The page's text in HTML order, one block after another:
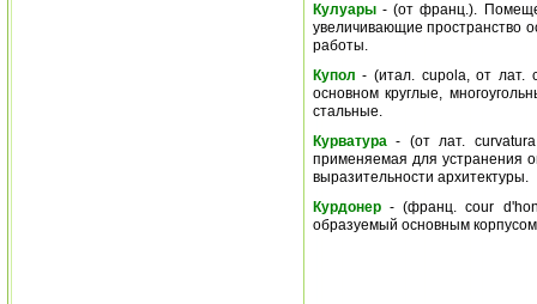
Кулуары- (от франц.).
увеличивающие пространство
работы.
Купол - (итал. cupola, от лат.
основном круглые,
стальные.
Курватура- (от лат. curvatura
применяемая для устранения
выразительности архитектуры.
Курдонер - (франц. cour
образуемый основным